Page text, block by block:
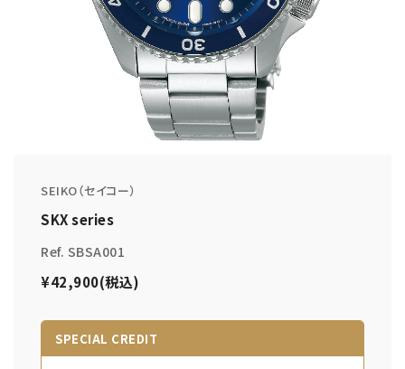
SEIKO（セイコー）
SKX series
Ref. SBSA001
¥42,900(税込)
SPECIAL CREDIT